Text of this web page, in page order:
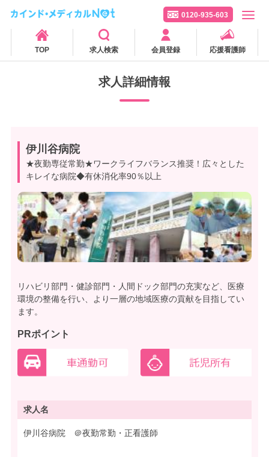
0120-935-603
TOP 求人検索 会員登録 応援看護師
求人詳細情報
伊川谷病院
★夜勤専従常勤★ワークライフバランス推奨！広々とした
キレイな病院◆有休消化率90％以上
リハビリ部門・健診部門・人間ドック部門の充実など、医療
環境の整備を行い、より一層の地域医療の貢献を目指してい
ます。
PRポイント
求人名
伊川谷病院 ＠夜勤常勤・正看護師